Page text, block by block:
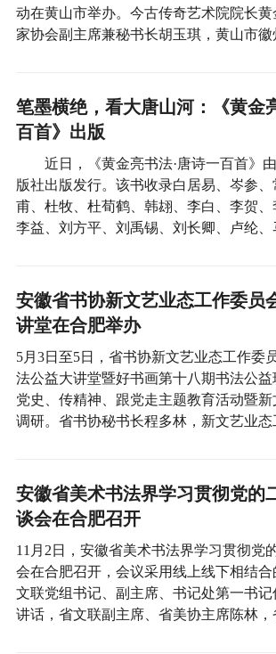
动在黄山市举办。今古传奇艺术院院长
家协会副主席兼秘书长胡玉琪，黄山市徽
笔墨横绝，看大唐山河：《黄金
百首》出版
近日，《黄金亮书法·唐诗一百首》由
版社出版发行。该书收录白居易、岑参
甫、杜牧、杜荀鹤、韩翃、李白、李贺、
李益、刘方平、刘禹锡、刘长卿、卢纶、
安徽省书协新文艺业态工作委员
讲堂在合肥举办
5月3日至5日，省书协新文艺业态工作委
法公益大讲堂暨好书画第十八期书法公
党史、传精神、跟党走主题教育活动暨
调研。省书协秘书长程多林，新文艺业态
安徽省美术书法界学习贯彻党的
谈会在合肥召开
11月2日，安徽省美术书法界学习贯彻党
会在合肥召开，会议采用线上线下相结
文联党组书记、副主席、书记处第一书
讲话，省文联副主席、省美协主席陈林